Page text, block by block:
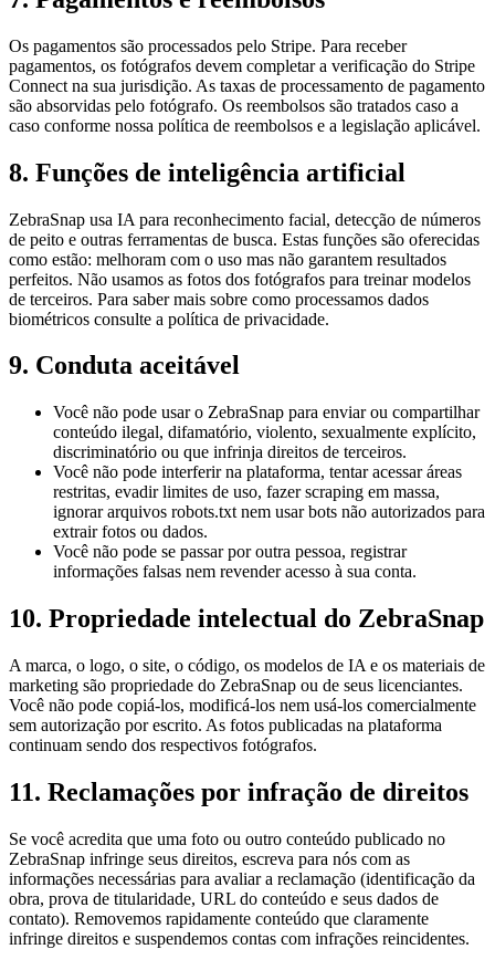
Os pagamentos são processados pelo Stripe. Para receber
pagamentos, os fotógrafos devem completar a verificação do Stripe
Connect na sua jurisdição. As taxas de processamento de pagamento
são absorvidas pelo fotógrafo. Os reembolsos são tratados caso a
caso conforme nossa política de reembolsos e a legislação aplicável.
8. Funções de inteligência artificial
ZebraSnap usa IA para reconhecimento facial, detecção de números
de peito e outras ferramentas de busca. Estas funções são oferecidas
como estão: melhoram com o uso mas não garantem resultados
perfeitos. Não usamos as fotos dos fotógrafos para treinar modelos
de terceiros. Para saber mais sobre como processamos dados
biométricos consulte a política de privacidade.
9. Conduta aceitável
Você não pode usar o ZebraSnap para enviar ou compartilhar
conteúdo ilegal, difamatório, violento, sexualmente explícito,
discriminatório ou que infrinja direitos de terceiros.
Você não pode interferir na plataforma, tentar acessar áreas
restritas, evadir limites de uso, fazer scraping em massa,
ignorar arquivos robots.txt nem usar bots não autorizados para
extrair fotos ou dados.
Você não pode se passar por outra pessoa, registrar
informações falsas nem revender acesso à sua conta.
10. Propriedade intelectual do ZebraSnap
A marca, o logo, o site, o código, os modelos de IA e os materiais de
marketing são propriedade do ZebraSnap ou de seus licenciantes.
Você não pode copiá-los, modificá-los nem usá-los comercialmente
sem autorização por escrito. As fotos publicadas na plataforma
continuam sendo dos respectivos fotógrafos.
11. Reclamações por infração de direitos
Se você acredita que uma foto ou outro conteúdo publicado no
ZebraSnap infringe seus direitos, escreva para nós com as
informações necessárias para avaliar a reclamação (identificação da
obra, prova de titularidade, URL do conteúdo e seus dados de
contato). Removemos rapidamente conteúdo que claramente
infringe direitos e suspendemos contas com infrações reincidentes.